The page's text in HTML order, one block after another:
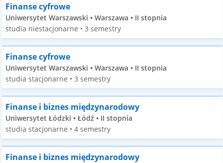
Finanse cyfrowe
Uniwersytet Warszawski • Warszawa • II stopnia
studia niestacjonarne • 3 semestry
Finanse cyfrowe
Uniwersytet Warszawski • Warszawa • II stopnia
studia stacjonarne • 3 semestry
Finanse i biznes międzynarodowy
Uniwersytet Łódzki • Łódź • II stopnia
studia stacjonarne • 4 semestry
Finanse i biznes międzynarodowy